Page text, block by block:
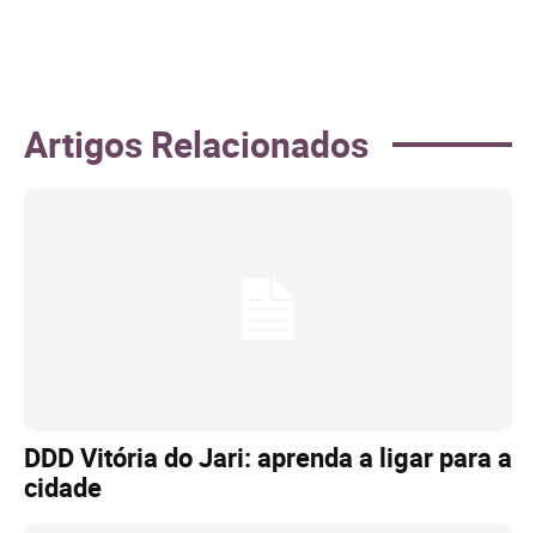
Artigos Relacionados
DDD Vitória do Jari: aprenda a ligar para a
cidade